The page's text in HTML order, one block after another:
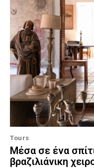
Tours
Μέσα σε ένα
βραζιλιάνικη